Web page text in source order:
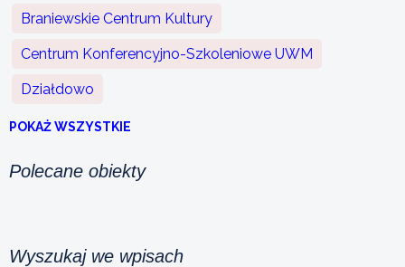
Braniewskie Centrum Kultury
Centrum Konferencyjno-Szkoleniowe UWM
Działdowo
POKAŻ WSZYSTKIE
Polecane obiekty
Wyszukaj we wpisach